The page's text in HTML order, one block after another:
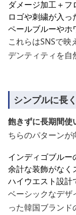
ダメージ加工＋
ロゴや刺繍が入
ペールブルーやホ
これらはSNSで
デンティティを自
シンプルに長
飽きずに長期間使
ちらのパターンが
インディゴブルー
余計な装飾がなく
ハイウエスト設計
ベーシックなデザ
った韓国ブラン